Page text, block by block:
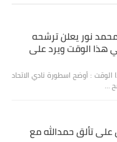
نور يعلن ترشحه
هذا الوقت ويرد على
: أوضح اسطورة نادي الاتحاد
…
تألق حمدالله مع